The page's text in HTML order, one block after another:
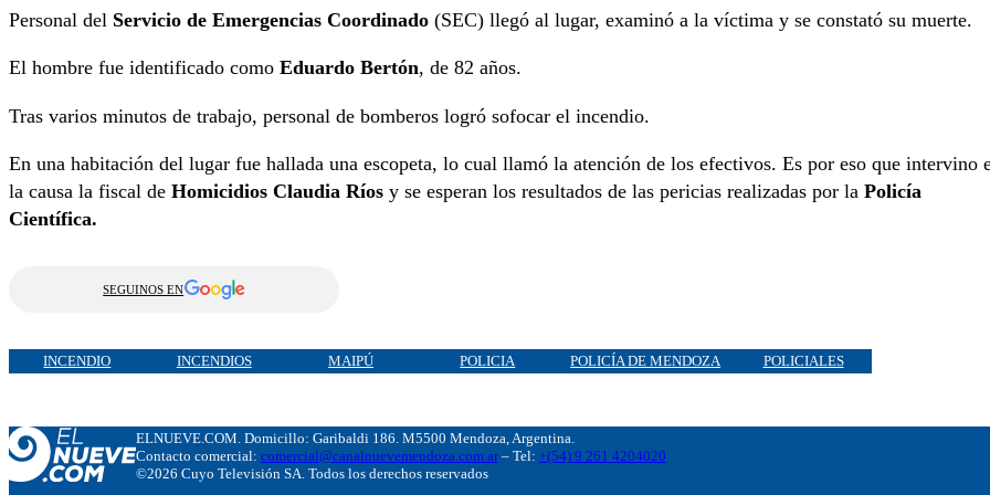
Personal del Servicio de Emergencias Coordinado (SEC) llegó al lugar, examinó a la víctima y se constató su muerte.
El hombre fue identificado como Eduardo Bertón, de 82 años.
Tras varios minutos de trabajo, personal de bomberos logró sofocar el incendio.
En una habitación del lugar fue hallada una escopeta, lo cual llamó la atención de los efectivos. Es por eso que intervino
la causa la fiscal de Homicidios Claudia Ríos y se esperan los resultados de las pericias realizadas por la Policía
Científica.
SEGUINOS EN
INCENDIO INCENDIOS MAIPÚ POLICIA POLICÍA DE MENDOZA POLICIALES
ELNUEVE.COM. Domicillo: Garibaldi 186. M5500 Mendoza, Argentina.
Contacto comercial: comercial@canalnuevemendoza.com.ar– Tel: +(54) 9 261 4204020
©2026 Cuyo Televisión SA. Todos los derechos reservados